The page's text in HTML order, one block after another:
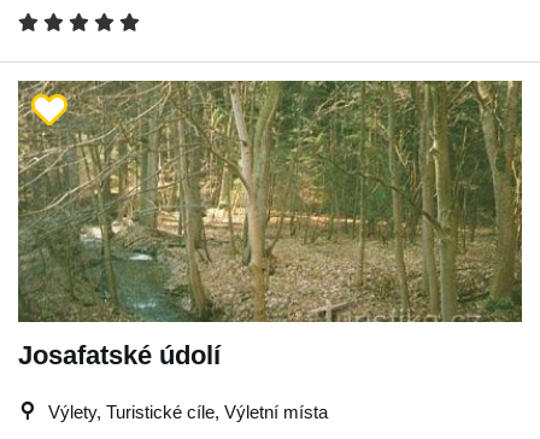
Josafatské údolí
Výlety, Turistické cíle, Výletní místa